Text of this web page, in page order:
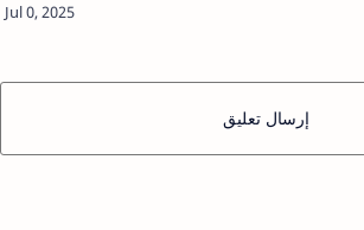
إرسال تعليق